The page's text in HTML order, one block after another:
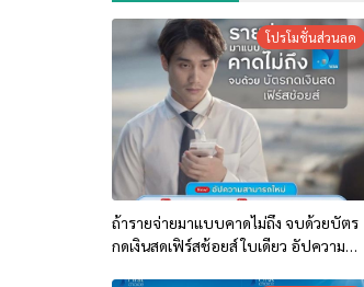
โปรโมชั่นส่วนลด
ถ้ารายจ่ายมาแบบคาดไม่ถึง จบด้วยบัตร
กดเงินสดเฟิร์สช้อยส์ ใบเดียว อัปความ